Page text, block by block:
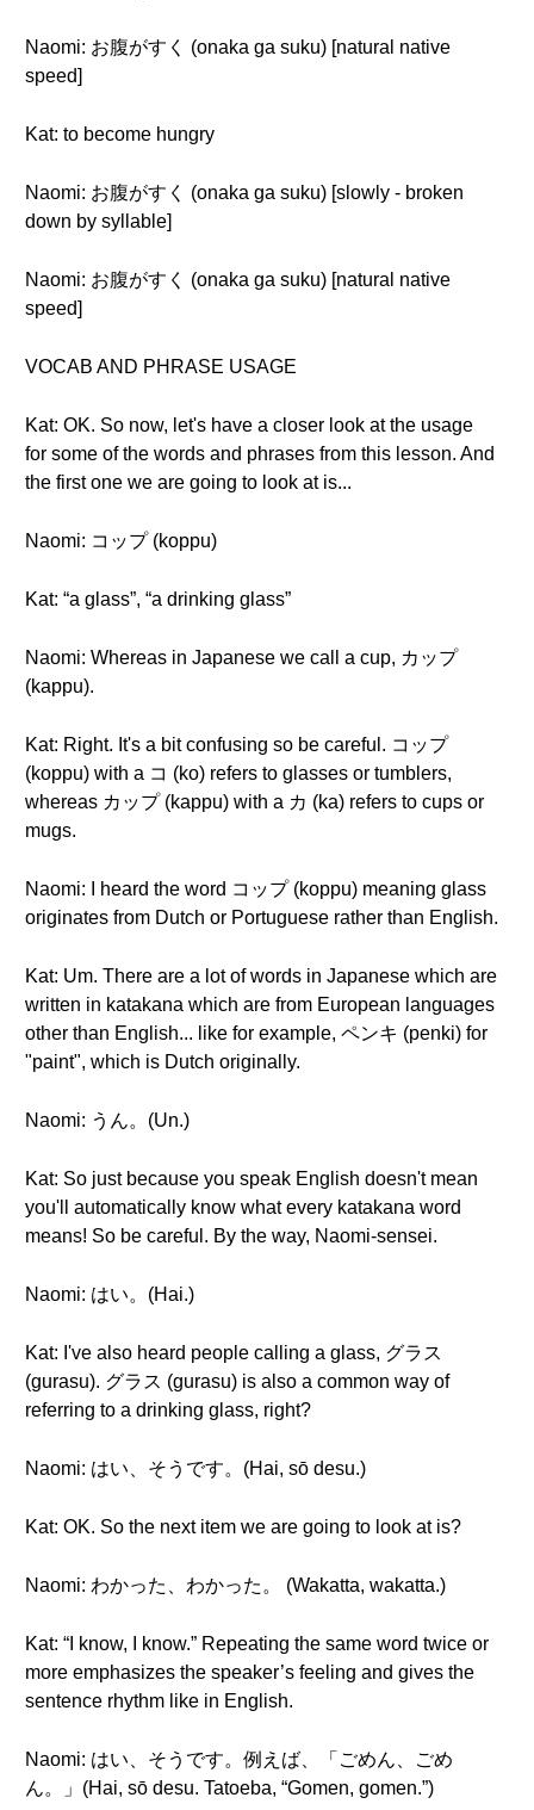
Naomi: お腹がすく (onaka ga suku) [natural native
speed]
Kat: to become hungry
Naomi: お腹がすく (onaka ga suku) [slowly - broken
down by syllable]
Naomi: お腹がすく (onaka ga suku) [natural native
speed]
VOCAB AND PHRASE USAGE
Kat: OK. So now, let's have a closer look at the usage
for some of the words and phrases from this lesson. And
the first one we are going to look at is...
Naomi: コップ (koppu)
Kat: “a glass”, “a drinking glass”
Naomi: Whereas in Japanese we call a cup, カップ
(kappu).
Kat: Right. It's a bit confusing so be careful. コップ
(koppu) with a コ (ko) refers to glasses or tumblers,
whereas カップ (kappu) with a カ (ka) refers to cups or
mugs.
Naomi: I heard the word コップ (koppu) meaning glass
originates from Dutch or Portuguese rather than English.
Kat: Um. There are a lot of words in Japanese which are
written in katakana which are from European languages
other than English... like for example, ペンキ (penki) for
"paint", which is Dutch originally.
Naomi: うん。(Un.)
Kat: So just because you speak English doesn't mean
you'll automatically know what every katakana word
means! So be careful. By the way, Naomi-sensei.
Naomi: はい。(Hai.)
Kat: I've also heard people calling a glass, グラス
(gurasu). グラス (gurasu) is also a common way of
referring to a drinking glass, right?
Naomi: はい、そうです。(Hai, sō desu.)
Kat: OK. So the next item we are going to look at is?
Naomi: わかった、わかった。 (Wakatta, wakatta.)
Kat: “I know, I know.” Repeating the same word twice or
more emphasizes the speaker’s feeling and gives the
sentence rhythm like in English.
Naomi: はい、そうです。例えば、「ごめん、ごめ
ん。」(Hai, sō desu. Tatoeba, “Gomen, gomen.”)